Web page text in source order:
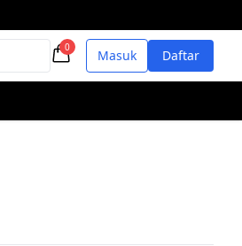
0 Masuk Daftar